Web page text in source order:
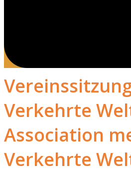
Verkehrte
Association
Verkehrte